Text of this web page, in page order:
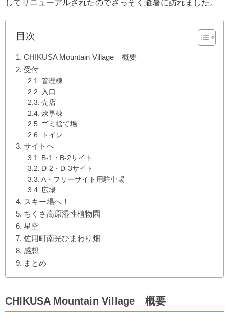
してリニューアルされたのでさっそく避暑に訪れました。
目次
CHIKUSA Mountain Village 概要
受付
管理棟
入口
売店
炊事棟
ゴミ捨て場
トイレ
サイトへ
B-1・B-2サイト
D-2・D-3サイト
A・フリーサイト用駐車場
広場
スキー場へ！
ちくさ高原湿性植物園
星空
佐用町南光ひまわり畑
感想
まとめ
CHIKUSA Mountain Village 概要